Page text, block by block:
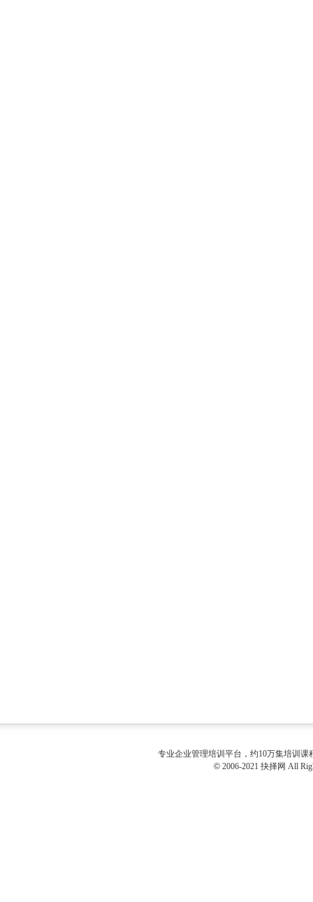
专业企业管理培训 平台，约10万集培训课
© 2006-2021 抉择网 All